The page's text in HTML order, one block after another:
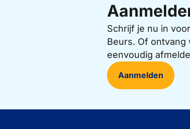
Schrijf je nu in
Beurs. Of ontvang
eenvoudig
Aanmelden